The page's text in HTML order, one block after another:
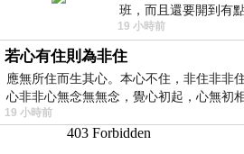
班，而且還要開到有
花不少錢，星期一出
19 小時前
若心有住則為非住
應無所住而生其心。本心不住，非住非非
心非非心無念無無念，覺心初起，心無初
19 小時前